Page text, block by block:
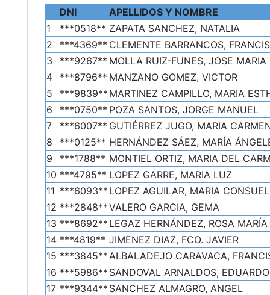
DNI
APELLIDOS Y NOMBRE
1
***0518** ZAPATA SANCHEZ, NATALIA
2
***4369** CLEMENTE BARRANCOS,
3
***9267** MOLLA RUIZ-FUNES, JOSE MARIA
4
***8796** MANZANO GOMEZ, VICTOR
5
***9839** MARTINEZ CAMPILLO, MARIA
6
***0750** POZA SANTOS, JORGE MANUEL
7
***6007** GUTIÉRREZ JUGO, MARIA
8
***0125** HERNÁNDEZ SÁEZ, MARÍA
9
***1788** MONTIEL ORTIZ, MARIA DEL
10 ***4795** LOPEZ GARRE, MARIA LUZ
11 ***6093** LOPEZ AGUILAR, MARIA
12 ***2848**VALERO GARCIA, GEMA
13 ***8692** LEGAZ HERNÁNDEZ, ROSA MARÍA
14 ***4819** JIMENEZ DIAZ, FCO. JAVIER
15 ***3845** ALBALADEJO CARAVACA,
16 ***5986** SANDOVAL ARNALDOS, EDUARDO
17 ***9344** SANCHEZ ALMAGRO, ANGEL